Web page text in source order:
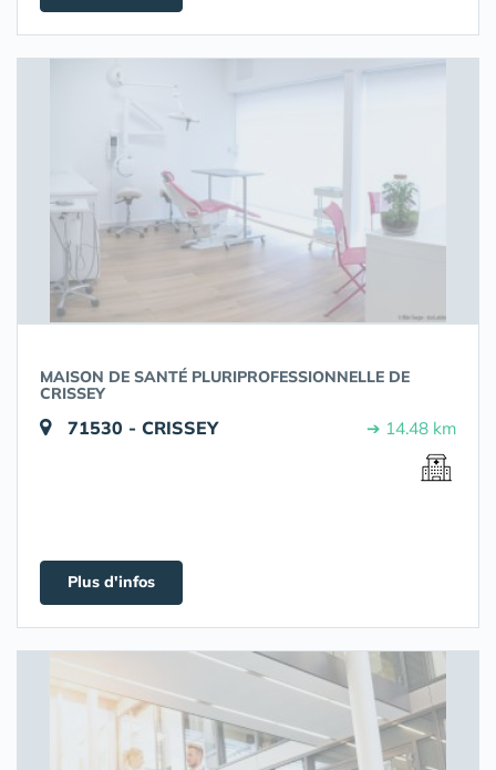
MAISON DE SANTÉ PLURIPROFESSIONNELLE DE
CRISSEY
71530 - CRISSEY ➔ 14.48 km
Plus d'infos